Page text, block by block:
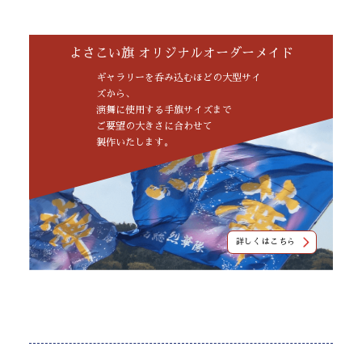
よさこい旗 オリジナルオーダーメイド
ギャラリーを呑み込むほどの大型サイ
ズから、
演舞に使用する手旗サイズまで
ご要望の大きさに合わせて
製作いたします。
詳しくはこちら